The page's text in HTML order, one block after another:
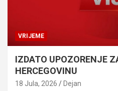
VRIJEME
IZDATO UPOZORENJE
HERCEGOVINU
18 Jula, 2026 Dejan